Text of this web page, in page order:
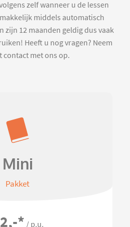
zelf wanneer u de lessen
middels automatisch
zijn 12 maanden geldig dus vaak
Heeft u nog vragen? Neem
contact met ons op.
Mini
Pakket
* / p.u.